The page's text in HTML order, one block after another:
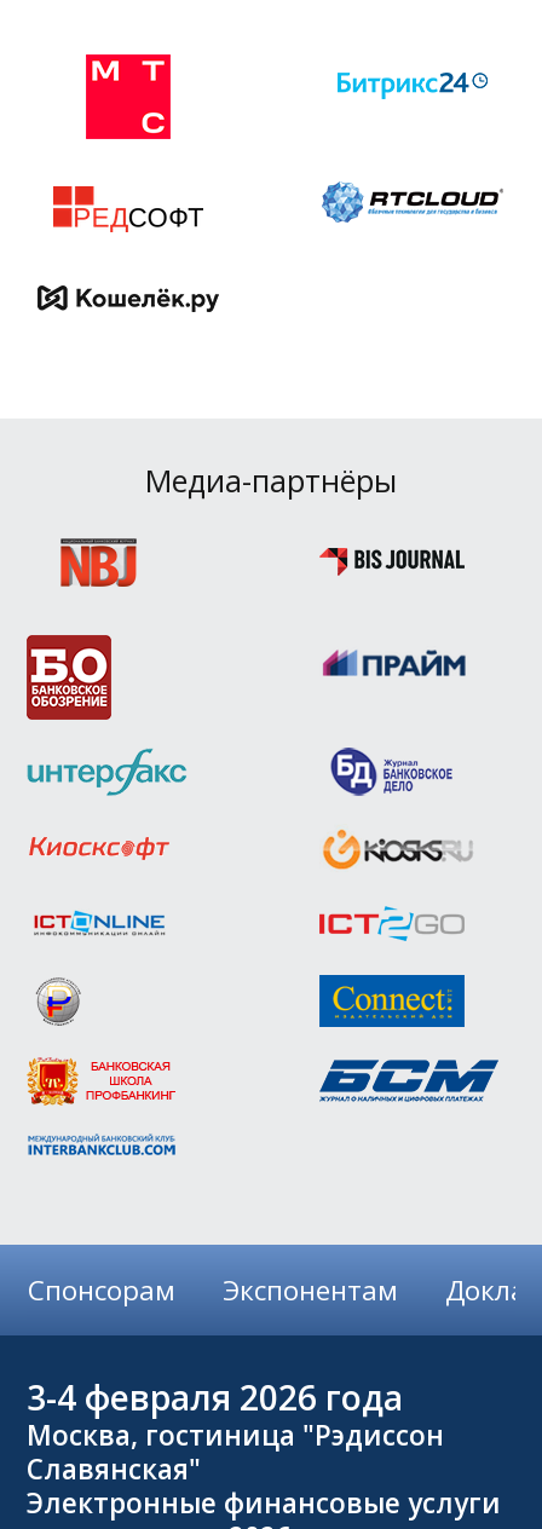
Медиа-партнёры
Спонсорам Экспонентам
3-4 февраля 2026 года
Москва, гостиница "Рэдиссон
Славянская"
Электронные финансовые услуги